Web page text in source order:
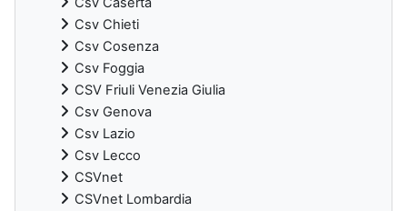
Csv Chieti
Csv Cosenza
Csv Foggia
CSV Friuli Venezia Giulia
Csv Genova
Csv Lazio
Csv Lecco
CSVnet
CSVnet Lombardia